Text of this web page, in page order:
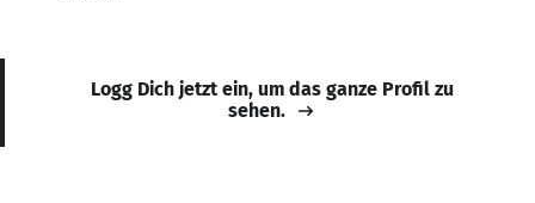
Logg Dich jetzt ein, um das ganze Profil zu
sehen.